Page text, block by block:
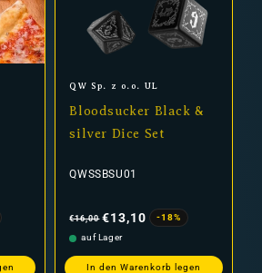
Anbieter:
QW Sp. z o.o. UL
Bloodsucker Black &
silver Dice Set
QWSSBSU01
Preis
€16,00 €13,10
-18%
auf Lager
In den Warenkorb legen